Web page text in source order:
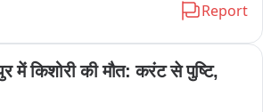
RAJASTHAN PCC LEADERS AT
सांसद के. सी. वेणुगोपाल की अध्यक्षता में हुई
झारखंड कांग्रेस अध्यक्ष केशव महतो कमलेश ने
Report
में किशोरी की मौत: करंट से पुष्टि,